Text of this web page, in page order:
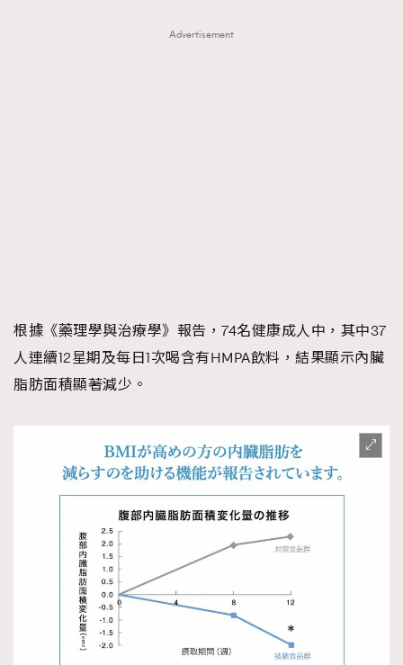
Advertisement
根據《藥理學與治療學》報告，74名健康成人中，其中37
人連續12星期及每日1次喝含有HMPA飲料，結果顯示內臟
脂肪面積顯著減少。